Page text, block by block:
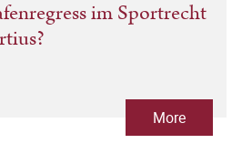
im Sportrecht
More